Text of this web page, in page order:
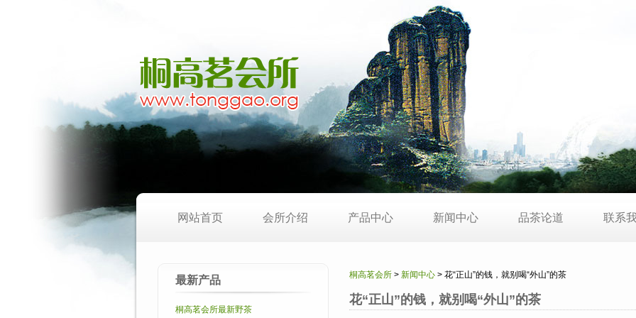
网站首页 会所介绍 产品中心 新闻中心 品茶论道 联系
桐高茗会所 > 新闻中心 > 花“正山”的钱，就别喝“外山”的茶
花“正山”的钱，就别喝“外山”的茶
最新产品
桐高茗会所最新野茶